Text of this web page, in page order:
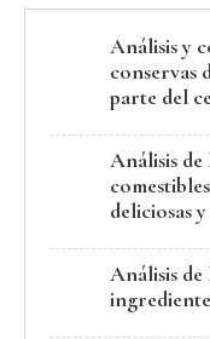
Análisis y
conservas
parte del
Análisis de
deliciosas
Análisis de